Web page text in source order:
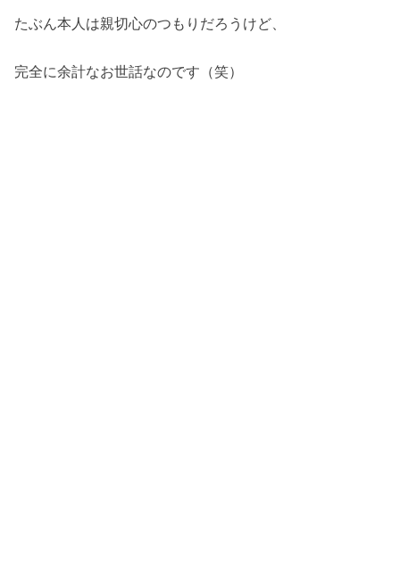
たぶん本人は親切心のつもりだろうけど、
完全に余計なお世話なのです（笑）